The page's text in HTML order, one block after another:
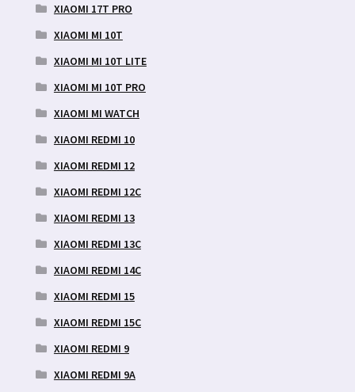
XIAOMI 17T PRO
XIAOMI MI 10T
XIAOMI MI 10T LITE
XIAOMI MI 10T PRO
XIAOMI MI WATCH
XIAOMI REDMI 10
XIAOMI REDMI 12
XIAOMI REDMI 12C
XIAOMI REDMI 13
XIAOMI REDMI 13C
XIAOMI REDMI 14C
XIAOMI REDMI 15
XIAOMI REDMI 15C
XIAOMI REDMI 9
XIAOMI REDMI 9A